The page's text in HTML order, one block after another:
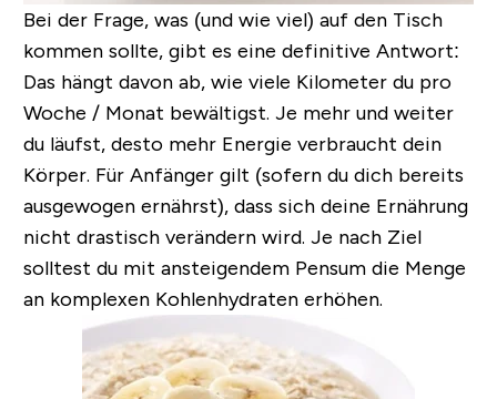
Bei der Frage, was (und wie viel) auf den Tisch
kommen sollte, gibt es eine definitive Antwort:
Das hängt davon ab, wie viele Kilometer du pro
Woche / Monat bewältigst. Je mehr und weiter
du läufst, desto mehr Energie verbraucht dein
Körper. Für Anfänger gilt (sofern du dich bereits
ausgewogen ernährst), dass sich deine Ernährung
nicht drastisch verändern wird. Je nach Ziel
solltest du mit ansteigendem Pensum die Menge
an komplexen Kohlenhydraten erhöhen.